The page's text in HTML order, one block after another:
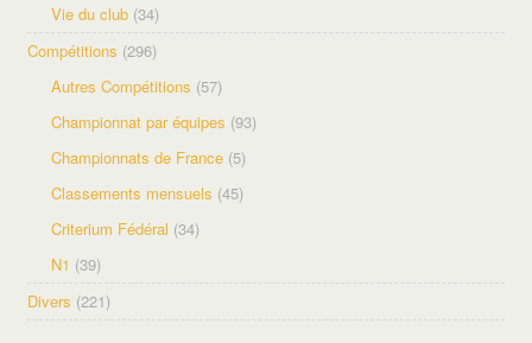
Vie du club (34)
Compétitions (296)
Autres Compétitions (57)
Championnat par équipes (93)
Championnats de France (5)
Classements mensuels (45)
Criterium Fédéral (34)
N1 (39)
Divers (221)